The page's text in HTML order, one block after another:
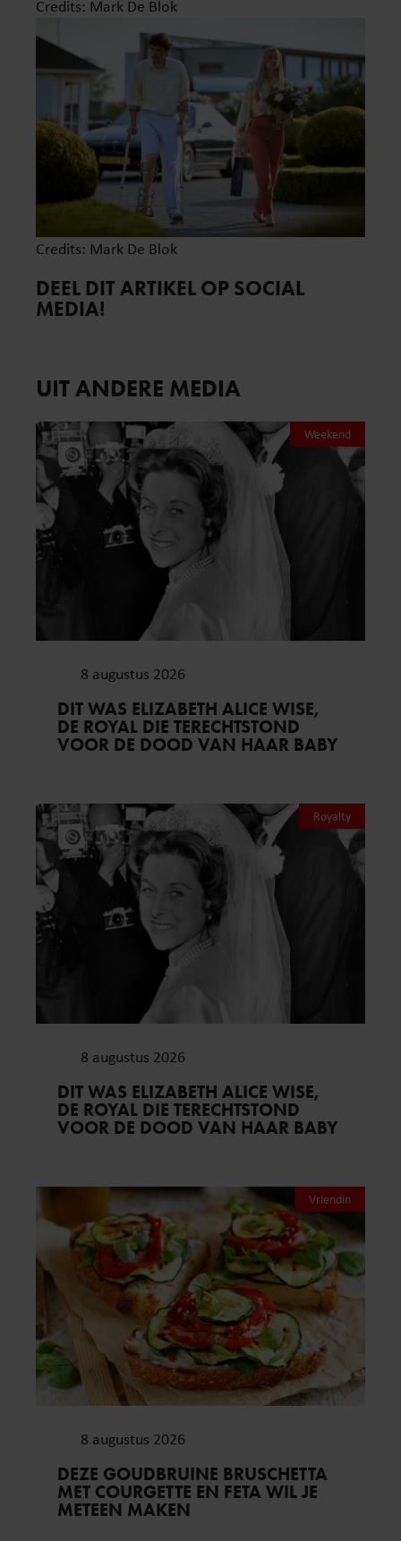
Credits: Mark De Blok
Credits: Mark De Blok
DEEL DIT ARTIKEL OP SOCIAL
MEDIA!
UIT ANDERE MEDIA
Weekend
8 augustus 2026
DIT WAS ELIZABETH ALICE WISE,
DE ROYAL DIE TERECHTSTOND
VOOR DE DOOD VAN HAAR BABY
Royalty
8 augustus 2026
DIT WAS ELIZABETH ALICE WISE,
DE ROYAL DIE TERECHTSTOND
VOOR DE DOOD VAN HAAR BABY
Vriendin
8 augustus 2026
DEZE GOUDBRUINE BRUSCHETTA
MET COURGETTE EN FETA WIL JE
METEEN MAKEN